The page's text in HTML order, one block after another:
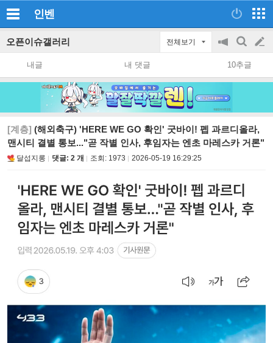
인벤
오픈이슈갤러리 전체보기
공
지
on/off
검
색
글
쓰
내글 내 댓글 10추글
[계층] (해외축구) 'HERE WE GO 확인' 굿바이! 펩 과르디올라,
맨시티 결별 통보..."곧 작별 인사, 후임자는 엔초 마레스카 거론"
달섭지롱 댓글: 2 개 조회: 1973 2026-05-19 16:29:25